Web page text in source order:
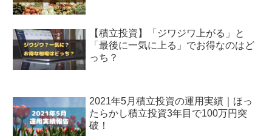
【積立投資】「ジワジワ上がる」と
「最後に一気に上る」でお得なのはど
っち？
2021年5月積立投資の運用実績｜ほっ
たらかし積立投資3年目で100万円突
破！